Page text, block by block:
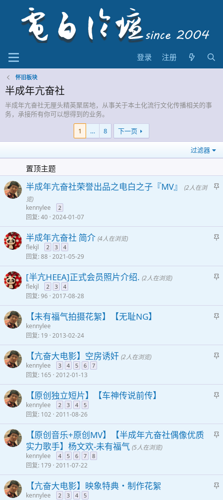
登录 注册
怀旧板块
半成年亢奋社
半成年亢奋社无厘头精英聚居地，从事关于本土化流行文化传播相关的事
务，承接所有你可以想得到的业务。
1
… 8 下一页
过滤器
置顶主题
半成年亢奋社荣誉出品之电白之子『MV』
(2人在浏
览)
kennylee 2
回复 40 2024-01-07
半成年亢奋社 简介 (4人在浏览)
flekjl 2 3 4
回复 88 2021-05-29
[半亢HEEA]正式会员照片介绍. (2人在浏览)
flekjl 2 3 4
回复 96 2017-08-28
【未有福气拍摄花絮】【无耻NG】
kennylee
回复 19 2013-02-24
【亢奋大电影】空房诱奸 (2人在浏览)
kennylee 3 4 5 6 7
回复 165 2012-01-13
【原创独立短片】【车神传说前传】
kennylee 2 3 4 5
回复 102 2011-08-26
【原创音乐+原创MV】【半成年亢奋社偶像优质
实力歌手】杨文欢-未有福气 (5人在浏览)
kennylee 4 5 6 7 8
回复 179 2011-07-22
【亢奋大电影】映象特典・制作花絮
kennylee 2 3 4 5